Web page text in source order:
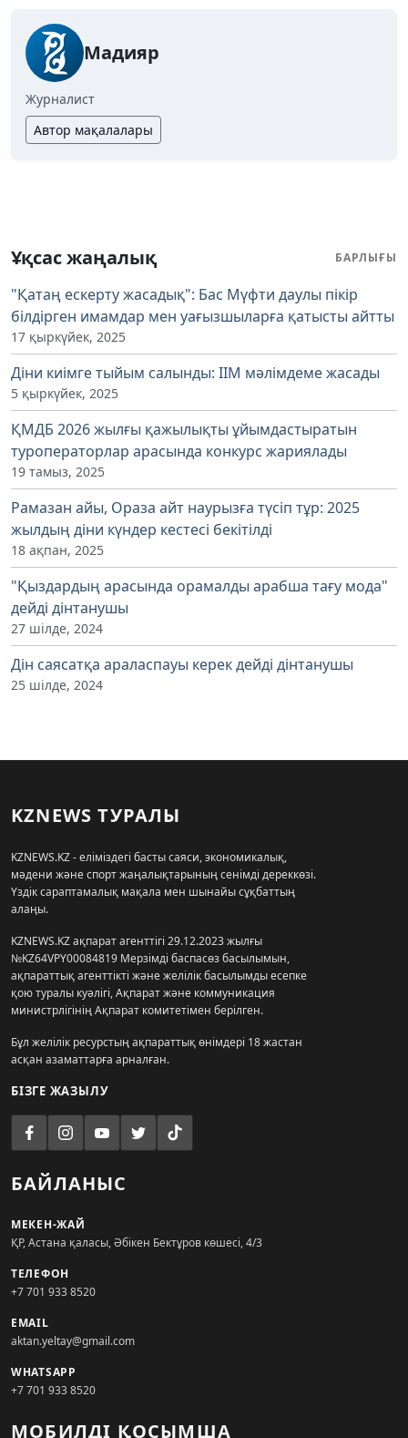
Мадияр
Журналист
Автор мақалалары
Ұқсас жаңалық БАРЛЫҒЫ
"Қатаң ескерту жасадық": Бас Мүфти даулы пікір
білдірген имамдар мен уағызшыларға қатысты айтты
17 қыркүйек, 2025
Діни киімге тыйым салынды: ІІМ мәлімдеме жасады
5 қыркүйек, 2025
ҚМДБ 2026 жылғы қажылықты ұйымдастыратын
туроператорлар арасында конкурс жариялады
19 тамыз, 2025
Рамазан айы, Ораза айт наурызға түсіп тұр: 2025
жылдың діни күндер кестесі бекітілді
18 ақпан, 2025
"Қыздардың арасында орамалды арабша тағу мода"
дейді дінтанушы
27 шілде, 2024
Дін саясатқа араласпауы керек дейді дінтанушы
25 шілде, 2024
KZNEWS ТУРАЛЫ
KZNEWS.KZ - еліміздегі басты саяси, экономикалық,
мәдени және спорт жаңалықтарының сенімді дереккөзі.
Үздік сараптамалық мақала мен шынайы сұқбаттың
алаңы.
KZNEWS.KZ ақпарат агенттігі 29.12.2023 жылғы
№KZ64VPY00084819 Мерзімді баспасөз басылымын,
ақпараттық агенттікті және желілік басылымды есепке
қою туралы куәлігі, Ақпарат және коммуникация
министрлігінің Ақпарат комитетімен берілген.
Бұл желілік ресурстың ақпараттық өнімдері 18 жастан
асқан азаматтарға арналған.
БІЗГЕ ЖАЗЫЛУ
БАЙЛАНЫС
МЕКЕН-ЖАЙ
ҚР, Астана қаласы, Әбікен Бектұров көшесі, 4/3
ТЕЛЕФОН
+7 701 933 8520
EMAIL
aktan.yeltay@gmail.com
WHATSAPP
+7 701 933 8520
МОБИЛДІ ҚОСЫМША